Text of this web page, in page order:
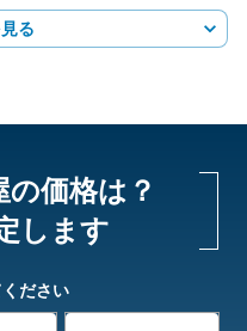
る
価格は？
します
ださい